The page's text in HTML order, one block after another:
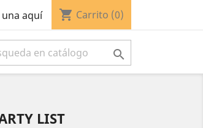
una aquí shopping_cart Carrito (0)

LIST